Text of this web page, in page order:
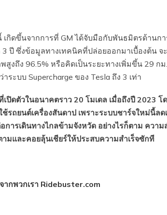
เกิดขึ้นจากการที่ GM ได้จับมือกับพันธมิตรด้านกา
3 ปี ซึ่งข้อมูลทางเทคนิคที่ปล่อยออกมาเบื้องต้น จ
งถึง 96.5% หรือคิดเป็นระยะทางเพิ่มขึ้น 29 ก
ระบบ Supercharge ของ Tesla ถึง 3 เท่า
ดตัวในอนาคตราว 20 โมเดล เมื่อถึงปี 2023 โ
ถยนต์เครื่องสันดาป เพราะระบบชาร์จใหม่นี้ลด
ารเดินทางไกลข้ามจังหวัด อย่างไรก็ตาม ความ
มและคอยลุ้นเชียร์ให้ประสบความสำเร็จซักที
กพวกเรา Ridebuster.com